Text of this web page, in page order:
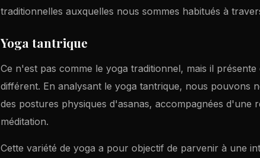
traditionnelles auxquelles nous sommes habitués à
Yoga tantrique
Ce n'est pas comme le yoga traditionnel, mais il
différent. En analysant le yoga tantrique, nous pouvons
des postures physiques d'asanas, accompagnées d'une
méditation.
Cette variété de yoga a pour objectif de parvenir à une